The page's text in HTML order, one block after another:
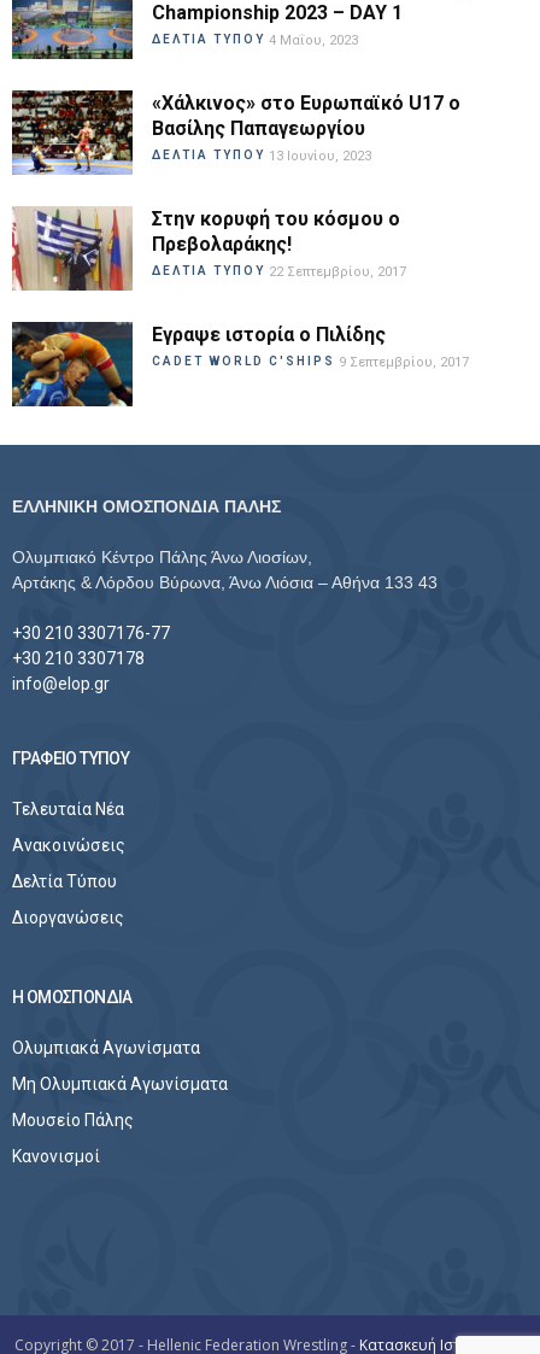
Championship 2023 – DAY 1
ΔΕΛΤΙΑ ΤΥΠΟΥ 4 Μαΐου, 2023
«Χάλκινος» στο Ευρωπαϊκό U17 ο
Βασίλης Παπαγεωργίου
ΔΕΛΤΙΑ ΤΥΠΟΥ 13 Ιουνίου, 2023
Στην κορυφή του κόσμου ο
Πρεβολαράκης!
ΔΕΛΤΙΑ ΤΥΠΟΥ 22 Σεπτεμβρίου, 2017
Εγραψε ιστορία ο Πιλίδης
CADET WORLD C'SHIPS 9 Σεπτεμβρίου, 2017
ΕΛΛΗΝΙΚΗ ΟΜΟΣΠΟΝΔΙΑ ΠΑΛΗΣ
Ολυμπιακό Κέντρο Πάλης Άνω Λιοσίων,
Αρτάκης & Λόρδου Βύρωνα, Άνω Λιόσια – Αθήνα 133 43
+30 210 3307176-77
+30 210 3307178
info@elop.gr
ΓΡΑΦΕΙΟ ΤΥΠΟΥ
Τελευταία Νέα
Ανακοινώσεις
Δελτία Τύπου
Διοργανώσεις
Η ΟΜΟΣΠΟΝΔΙΑ
Ολυμπιακά Αγωνίσματα
Μη Ολυμπιακά Αγωνίσματα
Μουσείο Πάλης
Κανονισμοί
Copyright © 2017 - Hellenic Federation Wrestling - Κατασκευή Ιστοσελίδων